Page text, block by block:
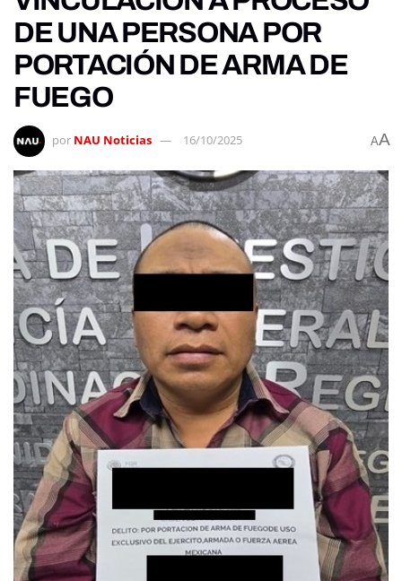
DE UNA PERSONA POR
PORTACIÓN DE ARMA DE
FUEGO
por NAU Noticias 16/10/2025 AA